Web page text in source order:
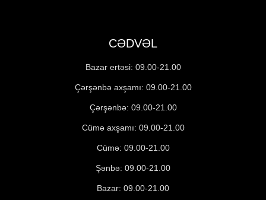
CƏDVƏL
Bazar ertəsi: 09.00-21.00
Çərşənbə axşamı: 09.00-21.00
Çərşənbə: 09.00-21.00
Cümə axşamı: 09.00-21.00
Cümə: 09.00-21.00
Şənbə: 09.00-21.00
Bazar: 09.00-21.00